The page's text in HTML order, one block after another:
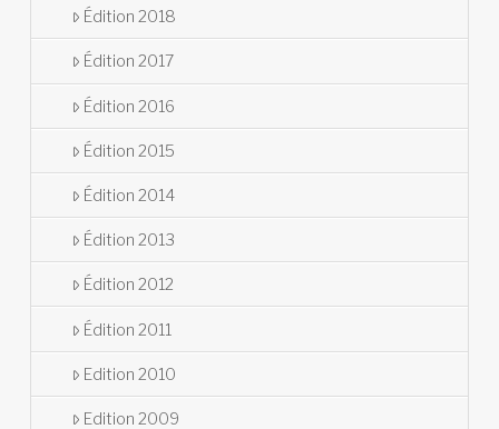
Édition 2018
Édition 2017
Édition 2016
Édition 2015
Édition 2014
Édition 2013
Édition 2012
Édition 2011
Edition 2010
Edition 2009